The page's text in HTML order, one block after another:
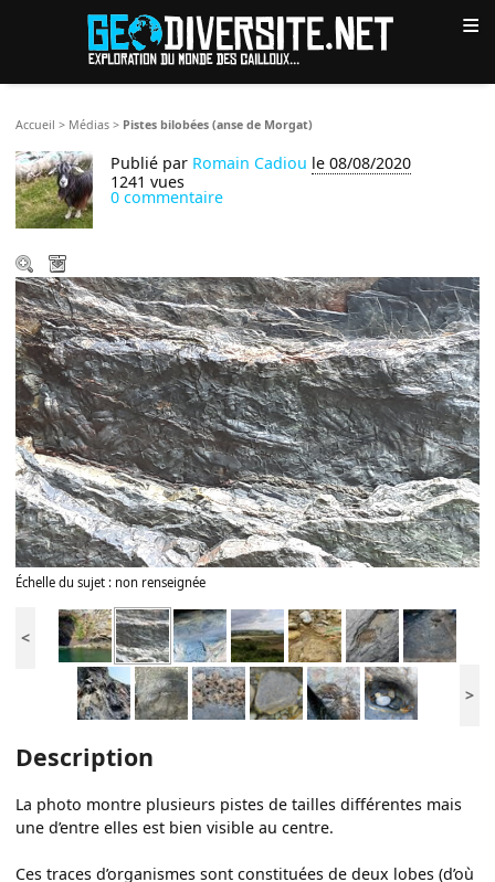
≡
Accueil > Médias > Pistes bilobées (anse de Morgat)
Publié par Romain Cadiou le 08/08/2020
1241 vues
0 commentaire
Échelle du sujet : non renseignée
<
>
Description
La photo montre plusieurs pistes de tailles différentes mais
une d’entre elles est bien visible au centre.
Ces traces d’organismes sont constituées de deux lobes (d’où